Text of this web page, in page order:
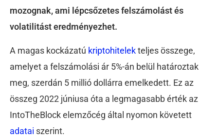
mozognak, ami lépcsőzetes felszámolást és
volatilitást eredményezhet.
A magas kockázatú kriptohitelekteljes összege,
amelyet a felszámolási ár 5%-án belül határoztak
meg, szerdán 5 millió dollárra emelkedett. Ez az
összeg 2022 júniusa óta a legmagasabb érték az
IntoTheBlock elemzőcég által nyomon követett
adatai szerint.